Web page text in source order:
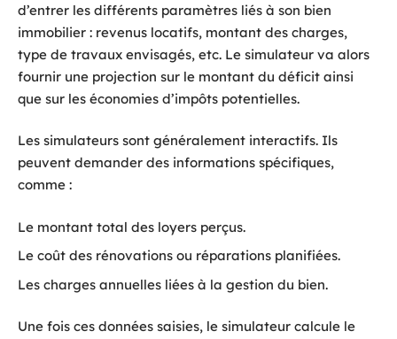
d’entrer les différents paramètres liés à son bien
immobilier : revenus locatifs, montant des charges,
type de travaux envisagés, etc. Le simulateur va alors
fournir une projection sur le montant du déficit ainsi
que sur les économies d’impôts potentielles.
Les simulateurs sont généralement interactifs. Ils
peuvent demander des informations spécifiques,
comme :
Le montant total des loyers perçus.
Le coût des rénovations ou réparations planifiées.
Les charges annuelles liées à la gestion du bien.
Une fois ces données saisies, le simulateur calcule le